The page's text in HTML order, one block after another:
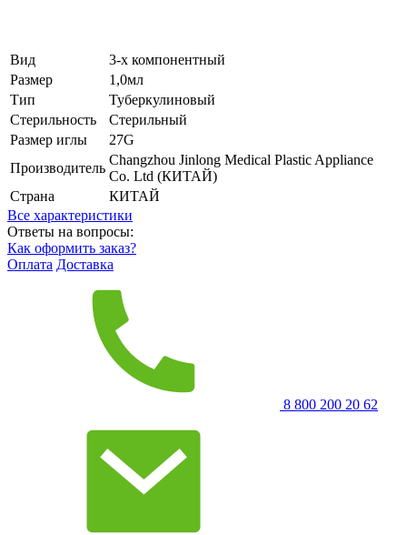
Вид
3-х компонентный
Размер
1,0мл
Тип
Туберкулиновый
Стерильность
Стерильный
Размер иглы
27G
Производитель
Changzhou Jinlong Medical Plastic Appliance
Co. Ltd (КИТАЙ)
Страна
КИТАЙ
Все характеристики
Ответы на вопросы:
Как оформить заказ?
Оплата Доставка
8 800 200 20 62